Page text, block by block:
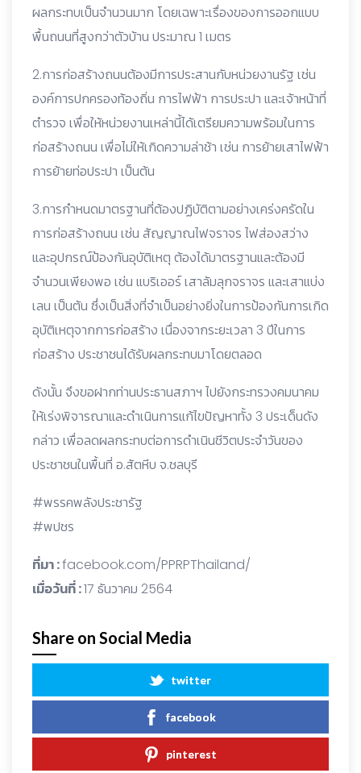
ผลกระทบเป็นจำนวนมาก โดยเฉพาะเรื่องของการออกแบบ
พื้นถนนที่สูงกว่าตัวบ้าน ประมาณ 1 เมตร
2.การก่อสร้างถนนต้องมีการประสานกับหน่วยงานรัฐ เช่น
องค์การปกครองท้องถิ่น การไฟฟ้า การประปา และเจ้าหน้าที่
ตำรวจ เพื่อให้หน่วยงานเหล่านี้ได้เตรียมความพร้อมในการ
ก่อสร้างถนน เพื่อไม่ให้เกิดความล่าช้า เช่น การย้ายเสาไฟฟ้า
การย้ายท่อประปา เป็นต้น
3.การกำหนดมาตรฐานที่ต้องปฏิบัติตามอย่างเคร่งครัดใน
การก่อสร้างถนน เช่น สัญญาณไฟจราจร ไฟส่องสว่าง
และอุปกรณ์ป้องกันอุบัติเหตุ ต้องได้มาตรฐานและต้องมี
จำนวนเพียงพอ เช่น แบริเออร์ เสาล้มลุกจราจร และเสาแบ่ง
เลน เป็นต้น ซึ่งเป็นสิ่งที่จำเป็นอย่างยิ่งในการป้องกันการเกิด
อุบัติเหตุจากการก่อสร้าง เนื่องจากระยะเวลา 3 ปีในการ
ก่อสร้าง ประชาชนได้รับผลกระทบมาโดยตลอด
ดังนั้น จึงขอฝากท่านประธานสภาฯ ไปยังกระทรวงคมนาคม
ให้เร่งพิจารณาและดำเนินการแก้ไขปัญหาทั้ง 3 ประเด็นดัง
กล่าว เพื่อลดผลกระทบต่อการดำเนินชีวิตประจำวันของ
ประชาชนในพื้นที่ อ.สัตหีบ จ.ชลบุรี
#พรรคพลังประชารัฐ
#พปชร
ที่มา :facebook.com/PPRPThailand/
เมื่อวันที่ :17 ธันวาคม 2564
Share on Social Media
twitter
facebook
pinterest